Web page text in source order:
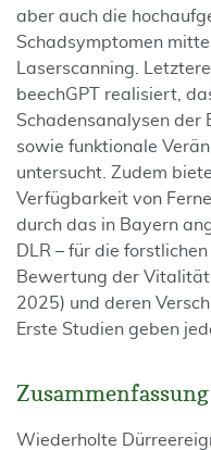
aber auch die
Schadsympto­men
Laserscanning.
beechGPT realisiert,
Schadensanalysen der
sowie funktionale
untersucht. Zudem
Verfügbarkeit von
durch das in Bayern
DLR – für die
Bewertung der
2025) und deren
Erste Studien geben
Zusammenfassung
Wiederholte